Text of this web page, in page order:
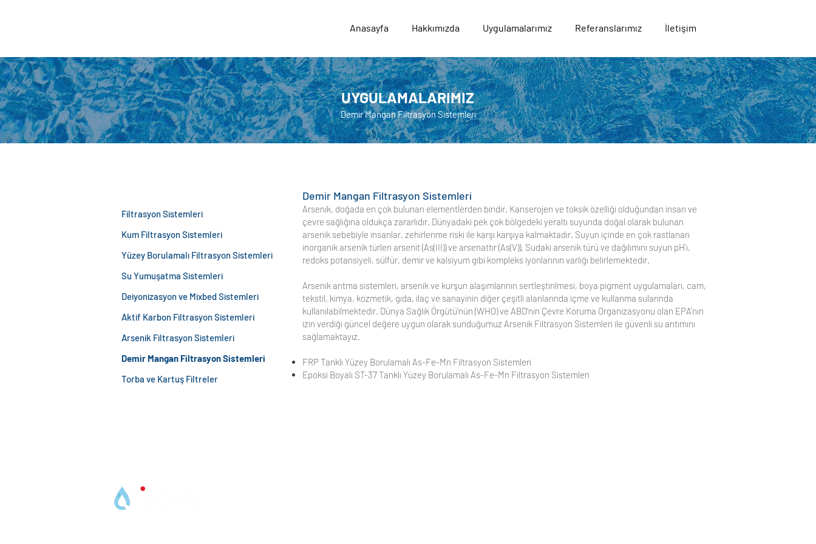
Anasayfa Hakkımızda Uygulamalarımız Referanslarımız İletişim
UYGULAMALARIMIZ
Demir Mangan Filtrasyon Sistemleri
Filtrasyon Sistemleri
Kum Filtrasyon Sistemleri
Yüzey Borulamalı Filtrasyon Sistemleri
Su Yumuşatma Sistemleri
Deiyonizasyon ve Mixbed Sistemleri
Aktif Karbon Filtrasyon Sistemleri
Arsenik Filtrasyon Sistemleri
Demir Mangan Filtrasyon Sistemleri
Torba ve Kartuş Filtreler
Demir Mangan Filtrasyon Sistemleri
Arsenik, doğada en çok bulunan elementlerden biridir. Kanserojen ve toksik özelliği olduğundan insan ve
çevre sağlığına oldukça zararlıdır. Dünyadaki pek çok bölgedeki yeraltı suyunda doğal olarak bulunan
arsenik sebebiyle insanlar, zehirlenme riski ile karşı karşıya kalmaktadır. Suyun içinde en çok rastlanan
inorganik arsenik türleri arsenit (As(III)) ve arsenattır (As(V)). Sudaki arsenik türü ve dağılımını suyun pH’ı,
redoks potansiyeli, sülfür, demir ve kalsiyum gibi kompleks iyonlarının varlığı belirlemektedir.
Arsenik arıtma sistemleri, arsenik ve kurşun alaşımlarının sertleştirilmesi, boya pigment uygulamaları, cam,
tekstil, kimya, kozmetik, gıda, ilaç ve sanayinin diğer çeşitli alanlarında içme ve kullanma sularında
kullanılabilmektedir. Dünya Sağlık Örgütü'nün (WHO) ve ABD’nin Çevre Koruma Organizasyonu olan EPA’nın
izin verdiği güncel değere uygun olarak sunduğumuz Arsenik Filtrasyon Sistemleri ile güvenli su arıtımını
sağlamaktayız.
FRP Tanklı Yüzey Borulamalı As-Fe-Mn Filtrasyon Sistemleri
Epoksi Boyalı ST-37 Tanklı Yüzey Borulamalı As-Fe-Mn Filtrasyon Sistemleri